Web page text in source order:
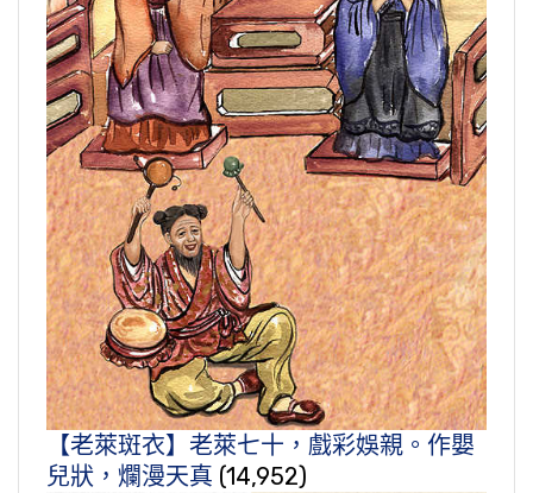
【老萊斑衣】老萊七十，戲彩娛親。作嬰
兒狀，爛漫天真 (14,952)